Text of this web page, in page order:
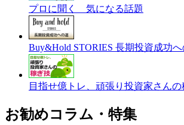
プロに聞く 気になる話題
Buy&Hold STORIES 長期投資成功へ
目指せ億トレ、頑張り投資家さん
お勧めコラム・特集